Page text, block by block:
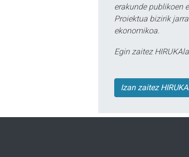
erakunde publikoen
Proiektua bizirik
ekonomikoa.
Egin zaitez
Izan zaitez